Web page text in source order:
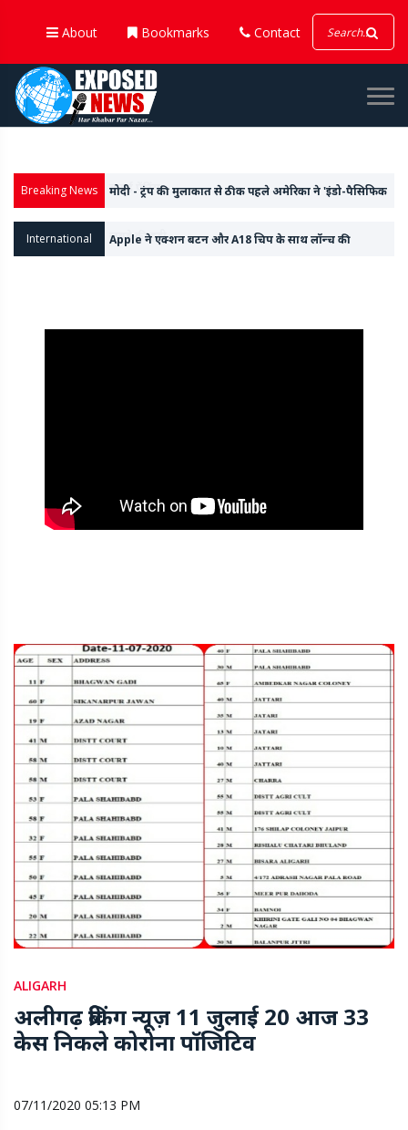
About Bookmarks Contact
Breaking News मोदी - ट्रंप की मुलाकात से ठीक पहले अमेरिका ने 'इंडो-पैसिफिक
International
Apple ने एक्शन बटन और A18 चिप के साथ लॉन्च की
ALIGARH
अलीगढ़ ब्रेकिंग न्यूज़ 11 जुलाई 20 आज 33
केस निकले कोरोना पॉजिटिव
07/11/2020 05:13 PM